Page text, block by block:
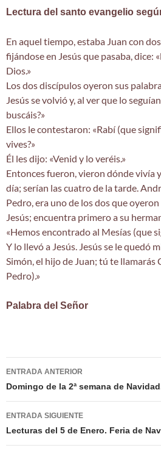
Lectura del santo evangelio
En aquel tiempo, estaba Juan con
fijándose en Jesús que pasaba, dice:
Dios.»
Los dos discípulos oyeron sus
Jesús se volvió y, al ver que lo
buscáis?»
Ellos le contestaron: «Rabí (que
vives?»
Él les dijo: «Venid y lo veréis.»
Entonces fueron, vieron dónde vivía
día; serían las cuatro de la tarde.
Pedro, era uno de los dos que
Jesús; encuentra primero a su
«Hemos encontrado al Mesías (que
Y lo llevó a Jesús. Jesús se le quedó
Simón, el hijo de Juan; tú te llamarás
Pedro).»
Palabra del Señor
Navegación
de
entradas
ENTRADA ANTERIOR
Domingo de la 2ª semana de
ENTRADA SIGUIENTE
Lecturas del 5 de Enero. Feria de